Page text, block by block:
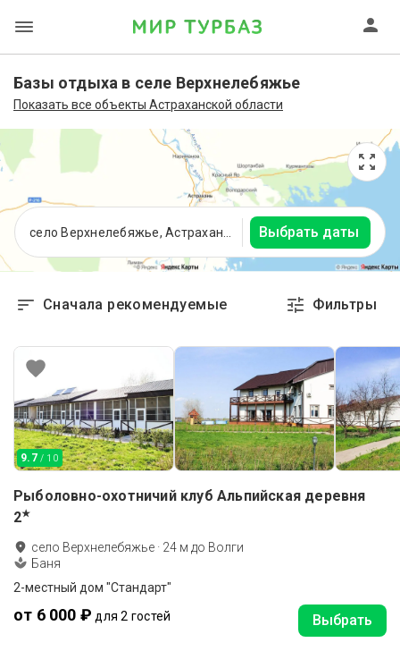
Базы отдыха в селе Верхнелебяжье
Показать все объекты Астраханской области
Выбрать даты
Сначала рекомендуемые Фильтры
9.7 / 10
Рыболовно-охотничий клуб Альпийская деревня
2★
село Верхнелебяжье · 24 м до Волги
Баня
2-местный дом "Стандарт"
от 6 000 ₽ для 2 гостей Выбрать